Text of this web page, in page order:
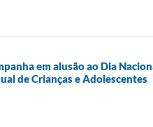
em alusão ao Dia
de Crianças e Adolescentes